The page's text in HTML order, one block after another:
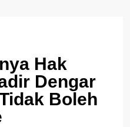
Hak
Dengar
Boleh